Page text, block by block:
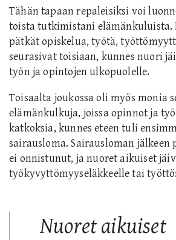
Tähän tapaan repaleisiksi voi
toista tutkimistani elämänkuluista.
pätkät opiskelua, työtä,
seurasivat toisiaan, kunnes nuori
työn ja opintojen ulkopuolelle.
Toisaalta joukossa oli myös monia
elämänkulkuja, joissa opinnot ja
katkoksia, kunnes eteen tuli
sairausloma. Sairausloman jälkeen
ei onnistunut, ja nuoret aikuiset
työkyvyttömyyseläkkeelle tai
Nuoret aikuiset